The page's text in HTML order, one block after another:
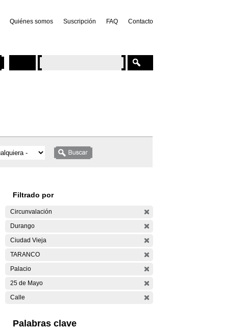
Quiénes somos Suscripción FAQ Contacto
Filtrado por
Circunvalación
Durango
Ciudad Vieja
TARANCO
Palacio
25 de Mayo
Calle
Palabras clave